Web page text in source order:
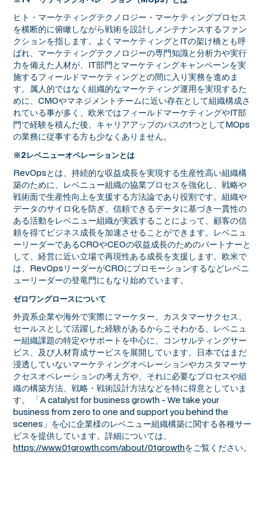
ヒト・マーケティングテクノロジー・マーケティングプロセス
を横断的に俯瞰しながら戦術を設計しメンテナンスするファン
クションを指します。よくマーケティングとITの架け橋とも呼
ばれ、マーケティングテクノロジーの専門知識と分析力や実行
力を備えた人材が、IT部門とマーケティングキャンペーンを実
施するフィールドマーケティングとの間に入り実務を進めま
す。属人的ではなく組織的なマーケティング運用を実現するた
めに、CMOやマネジメントチームに近い存在として組織構成さ
れている事が多く、欧米ではフィールドマーケティングやIT部
門で経験を積んだ後、キャリアアップのパスの1つとしてMOps
の業務に従事する方も少なくありません。
※2レベニューオペレーションとは
RevOpsとは、持続的な収益成長を実現する生産性高い組織構
築のために、レベニュー組織の協業プロセスを強化し、戦略や
戦術面で生産性向上を支援する方法論であり役割です。組織や
データのサイロ化を防ぎ、信頼できるデータに基づき一貫性の
ある活動をレベニュー組織が実践することによって、顧客の信
頼を得てビジネス成長を加速させることができます。レベニュ
ーリーダーであるCROやCEOの収益成長のためのパートナーと
して、経営に近い立場で再現性ある成長を支援します。欧米で
は、RevOpsリーダーがCROにプロモーションするなどレベニ
ューリーダーの登竜門にもなり始めています。
ゼロワングロースについて
外資系企業や海外で実際にマーケター、カスタマーサクセス、
セールスとして活躍した経験があるからこそわかる、レベニュ
ー組織課題の特定やサポートを中心に、コンサルティングサー
ビス、及び人材育成サービスを展開しています。日本ではまだ
浸透していないマーケティングオペレーションやカスタマーサ
クセスオペレーションの考え方や、それに必要なプロセスや組
織の構築方法、戦略・戦術設計方法などを特に得意としていま
す。 「A catalyst for business growth - We take your
business from zero to one and support you behind the
scenes」を心に企業様のレベニュー組織構築に関する各種サー
ビスを提供しています。詳細については、
https://www.01growth.com/about/01growthをご覧ください。